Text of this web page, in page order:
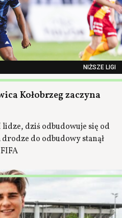
NIŻSZE LIGI
Kołobrzeg zaczyna
lidze, dziś odbudowuje się od
do odbudowy stanął